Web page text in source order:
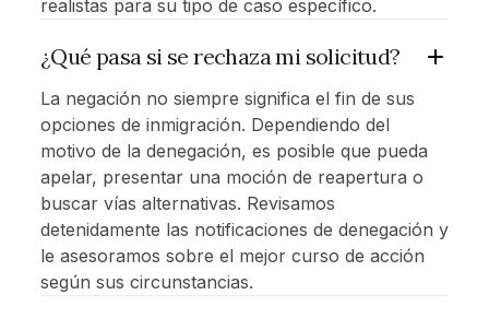
realistas para su tipo de caso específico.
¿Qué pasa si se rechaza mi solicitud?
La negación no siempre significa el fin de sus
opciones de inmigración. Dependiendo del
motivo de la denegación, es posible que pueda
apelar, presentar una moción de reapertura o
buscar vías alternativas. Revisamos
detenidamente las notificaciones de denegación y
le asesoramos sobre el mejor curso de acción
según sus circunstancias.